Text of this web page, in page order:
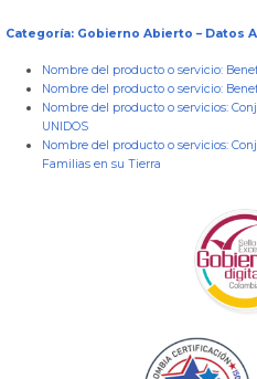
Categoría: Gobierno Abierto – Datos
Nombre del producto o servicio:
Nombre del producto o servicio:
Nombre del producto o servicios:
UNIDOS
Nombre del producto o servicios:
Familias en su Tierra